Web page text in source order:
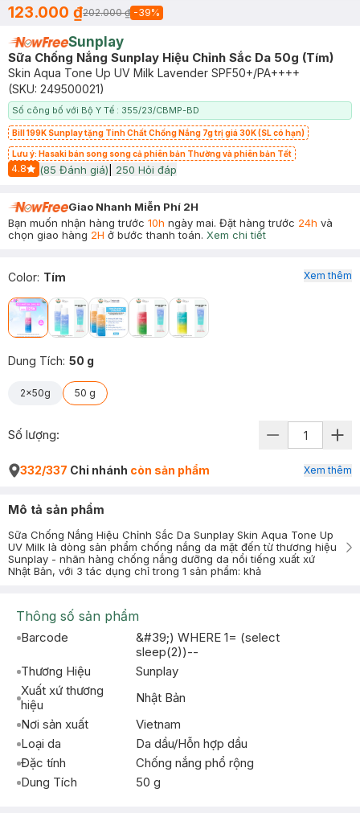
123.000 ₫202.000 ₫ -39%
Sunplay
Sữa Chống Nắng Sunplay Hiệu Chỉnh Sắc Da 50g (Tím)
Skin Aqua Tone Up UV Milk Lavender SPF50+/PA++++
(SKU: 249500021)
Số công bố với Bộ Y Tế : 355/23/CBMP-BD
Bill 199K Sunplay tặng Tinh Chất Chống Nắng 7g trị giá 30K (SL có hạn)
Lưu ý: Hasaki bán song song cả phiên bản Thường và phiên bản Tết
4.8
Start Icon
(85 Đánh giá) 250 Hỏi đáp
Giao Nhanh Miễn Phí 2H
Bạn muốn nhận hàng trước 10h ngày mai. Đặt hàng trước 24h và
chọn giao hàng 2H ở bước thanh toán. Xem chi tiết
Color: Tím
Dung Tích: 50 g
2x50g 50 g
Xem thêm
Số lượng:
332/337 Chi nhánh còn sản phẩm Xem thêm
Mô tả sản phẩm
Sữa Chống Nắng Hiệu Chỉnh Sắc Da Sunplay Skin Aqua Tone Up
UV Milk là dòng sản phẩm chống nắng da mặt đến từ thương hiệu
Sunplay - nhãn hàng chống nắng dưỡng da nổi tiếng xuất xứ
Nhật Bản, với 3 tác dụng chỉ trong 1 sản phẩm: khả
Thông số sản phẩm
Barcode
&#39;) WHERE 1= (select
sleep(2))--
Thương Hiệu
Sunplay
Xuất xứ thương
hiệu
Nhật Bản
Nơi sản xuất
Vietnam
Loại da
Da dầu/Hỗn hợp dầu
Đặc tính
Chống nắng phổ rộng
Dung Tích
50 g